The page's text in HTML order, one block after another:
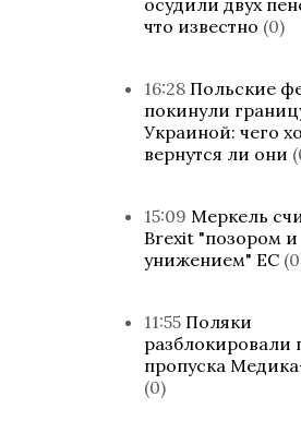
осудили двух
что известно (0)
16:28 Польские
покинули
Украиной: чего
вернутся ли они
15:09 Меркель
Brexit "позором и
унижением" ЕС
11:55 Поляки
разблокировали
пропуска
(0)